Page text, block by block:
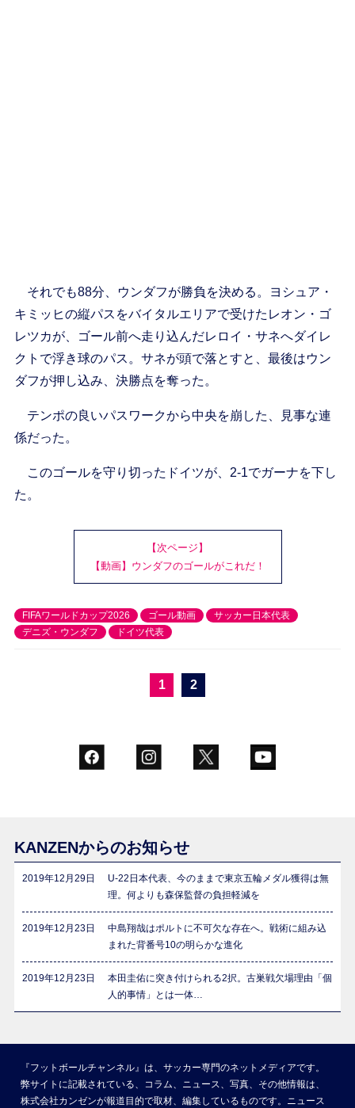
それでも88分、ウンダフが勝負を決める。ヨシュア・
キミッヒの縦パスをバイタルエリアで受けたレオン・ゴ
レツカが、ゴール前へ走り込んだレロイ・サネへダイレ
クトで浮き球のパス。サネが頭で落とすと、最後はウン
ダフが押し込み、決勝点を奪った。
テンポの良いパスワークから中央を崩した、見事な連
係だった。
このゴールを守り切ったドイツが、2-1でガーナを下し
た。
【次ページ】
【動画】ウンダフのゴールがこれだ！
FIFAワールドカップ2026 ゴール動画
サッカー日本代表
デニズ・ウンダフ
ドイツ代表
1 2
KANZENからのお知らせ
2019年12月29日
U-22日本代表、今のままで東京五輪メダル獲得は無
理。何よりも森保監督の負担軽減を
2019年12月23日
中島翔哉はポルトに不可欠な存在へ。戦術に組み込
まれた背番号10の明らかな進化
2019年12月23日
本田圭佑に突き付けられる2択。古巣戦欠場理由「個
人的事情」とは一体…
『フットボールチャンネル』は、サッカー専門のネットメディアです。
弊サイトに記載されている、コラム、ニュース、写真、その他情報は、
株式会社カンゼンが報道目的で取材、編集しているものです。ニュース